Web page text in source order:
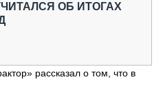
ОБ ИТОГАХ
рассказал о том, что в